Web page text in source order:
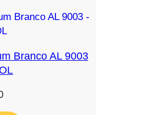
Branco AL 9003